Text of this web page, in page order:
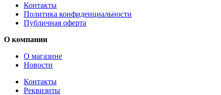
Контакты
Политика конфиденциальности
Публичная оферта
О компании
О магазине
Новости
Контакты
Реквизиты